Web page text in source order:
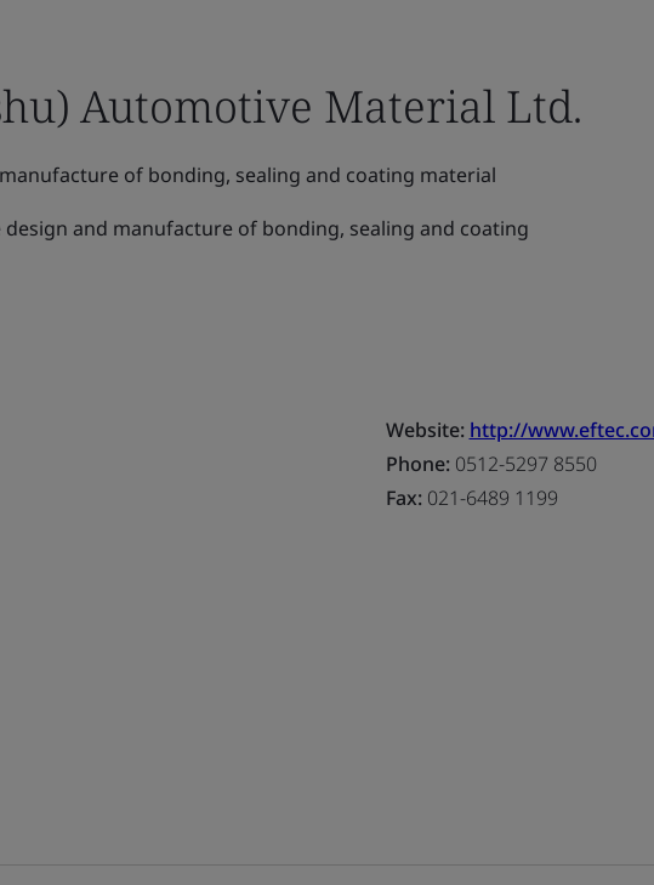
Automotive Material Ltd.
of bonding, sealing and coating material
design and manufacture of bonding, sealing and coating
Website: http://
Phone:0512-5297 8550
Fax:021-6489 1199